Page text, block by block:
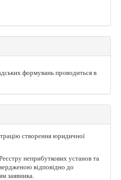
формувань проводиться в
створення юридичної
неприбуткових установ та
відповідно до
заявника.